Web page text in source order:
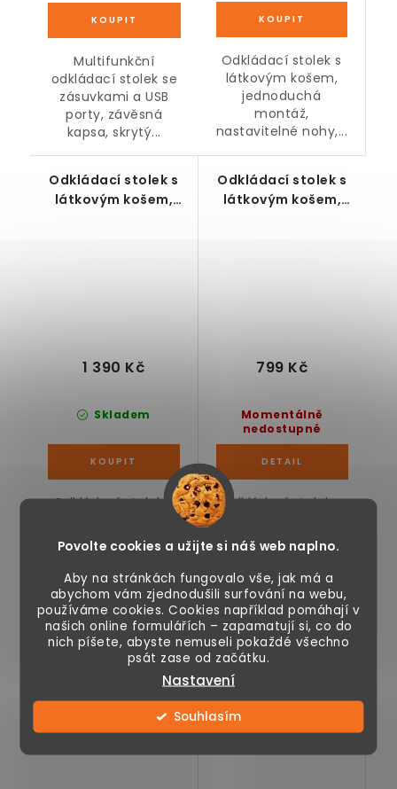
Povolte cookies a užijte si náš web naplno.
Aby na stránkách fungovalo vše, jak má a
abychom vám zjednodušili surfování na webu,
používáme cookies. Cookies například pomáhají v
našich online formulářích – zapamatují si, co do
nich píšete, abyste nemuseli pokaždé všechno
psát zase od začátku.
Nastavení
Souhlasím
Multifunkční
odkládací stolek se
zásuvkami a USB
porty, závěsná
kapsa, skrytý...
Odkládací stolek s
látkovým košem,
jednoduchá
montáž,
nastavitelné nohy,...
Odkládací stolek s
látkovým košem,
Skladem
1 390 Kč
Odkládací stolek s
zásuvky a USB
porty, jednoduchá
montáž,...
Odkládací stolek s
látkovým košem,
Momentálně
nedostupné
799 Kč
Odkládací stolek s
košem, černo-
modrý, jednoduchá
montáž,...
Knihovna 6-patrová,
bílá, 190,5 x 70 x 24
Knihovna bílá 190 x
60 x 31 cm
Akce